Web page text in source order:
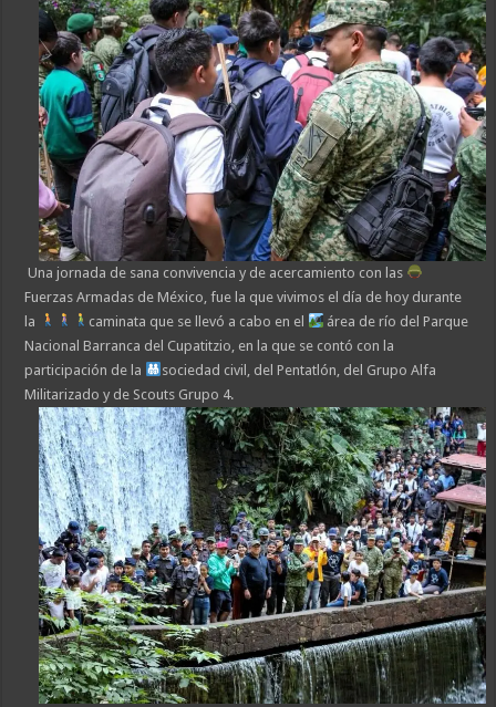
Una jornada de sana convivencia y de acercamiento con las
Fuerzas Armadas de México, fue la que vivimos el día de hoy durante
la
caminata que se llevó a cabo en el
área de río del Parque
Nacional Barranca del Cupatitzio, en la que se contó con la
participación de la
sociedad civil, del Pentatlón, del Grupo Alfa
Militarizado y de Scouts Grupo 4.